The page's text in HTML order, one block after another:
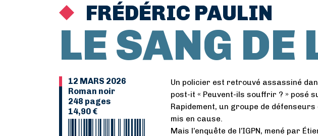
FRÉDÉRIC PAULIN
LE SANG DE
12 MARS 2026
Roman noir
248 pages
14,90 €
Un policier est retrouvé assassiné
post-it « Peuvent-ils souffrir ? » posé
Rapidement, un groupe de
mis en cause.
Mais l’enquête de l’IGPN, mené par